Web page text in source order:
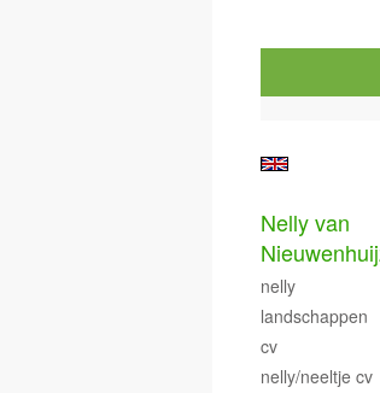
Nelly van
nelly
landschappen
cv
nelly/neeltje cv